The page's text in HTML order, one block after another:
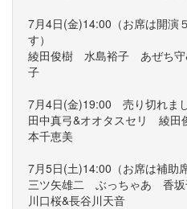
7月4日(金)14:00（お席は開演
す）
綾田俊樹 水島裕子 あぜち
子
7月4日(金)19:00 売り切れま
田中真弓&オオタスセリ 綾
本千恵美
7月5日(土)14:00（お席は補助
三ツ矢雄二 ぶっちゃあ 香
川口桜&長谷川天音